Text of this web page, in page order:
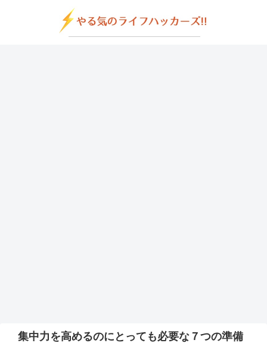
集中力を高めるのにとっても必要な７つの準備